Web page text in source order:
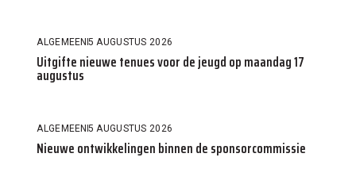
ALGEMEEN5 AUGUSTUS 2026
Uitgifte nieuwe tenues voor de jeugd op maandag 17
augustus
ALGEMEEN5 AUGUSTUS 2026
Nieuwe ontwikkelingen binnen de sponsorcommissie